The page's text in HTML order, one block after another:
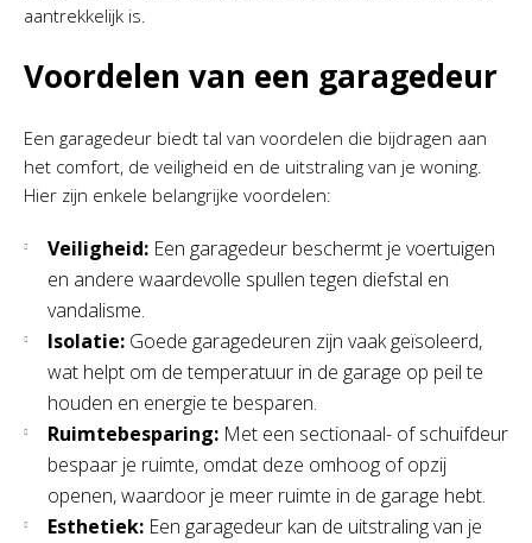
aantrekkelijk is.
Voordelen van een garagedeur
Een garagedeur biedt tal van voordelen die bijdragen aan
het comfort, de veiligheid en de uitstraling van je woning.
Hier zijn enkele belangrijke voordelen:
Veiligheid: Een garagedeur beschermt je voertuigen
en andere waardevolle spullen tegen diefstal en
vandalisme.
Isolatie: Goede garagedeuren zijn vaak geïsoleerd,
wat helpt om de temperatuur in de garage op peil te
houden en energie te besparen.
Ruimtebesparing: Met een sectionaal- of schuifdeur
bespaar je ruimte, omdat deze omhoog of opzij
openen, waardoor je meer ruimte in de garage hebt.
Esthetiek: Een garagedeur kan de uitstraling van je